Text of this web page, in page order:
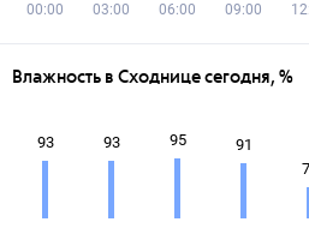
00:00 03:00 06:00 09:00
Влажность в Сходнице сегодня, %
93 93 95 91